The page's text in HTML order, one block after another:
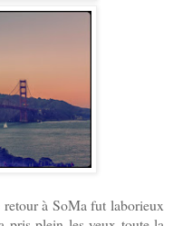
retour à SoMa fut laborieux